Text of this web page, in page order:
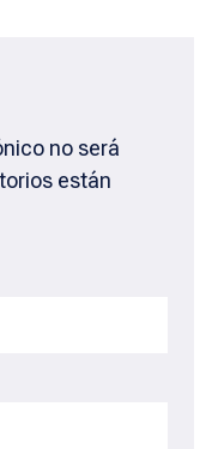
no será
están